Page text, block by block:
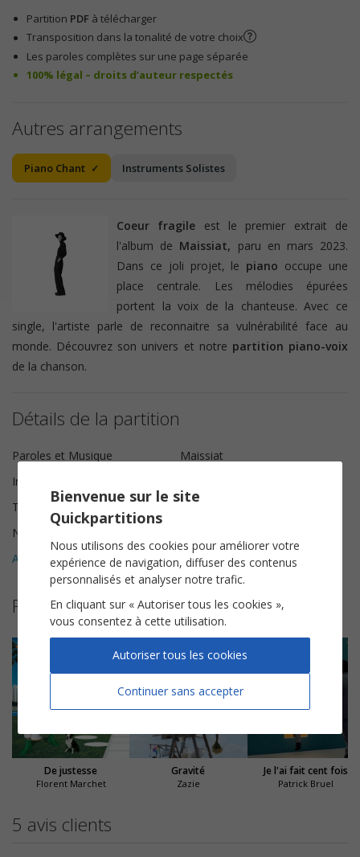
Partition PDF à télécharger
Transposition dans la tonalité de votre choix
Les paroles complètes sur une page séparée
100% légal – droits d’auteur respectés
Autres arrangements
Piano Chant Instruments Solistes
Coeur fragile est le premier extrait de
l'album de Maissiat, paru en mars 2023.
Dans ce joli projet, le piano occupe une
place centrale. Les mélodies épurées
portent la voix de la chanteuse. Avec ce
single, l'artiste parle de reconnaitre sa vulnérabilité face au
monde. Découvrez son univers et notre partition piano-voix
de la chanson.
Détails de la partition
Paroles et Musique
Maissiat
Instrumentation
Tonalité
Nombre de pages
Avis clients (5) 5
Partitions suggérées
De justesse
Florent Marchet
Gravité
Zazie
Je l'ai fait cent fois
Patrick Bruel
5 avis clients
Bienvenue sur le site
Quickpartitions
Nous utilisons des cookies pour améliorer votre
expérience de navigation, diffuser des contenus
personnalisés et analyser notre trafic.
En cliquant sur « Autoriser tous les cookies »,
vous consentez à cette utilisation.
Continuer sans accepter
Autoriser tous les cookies